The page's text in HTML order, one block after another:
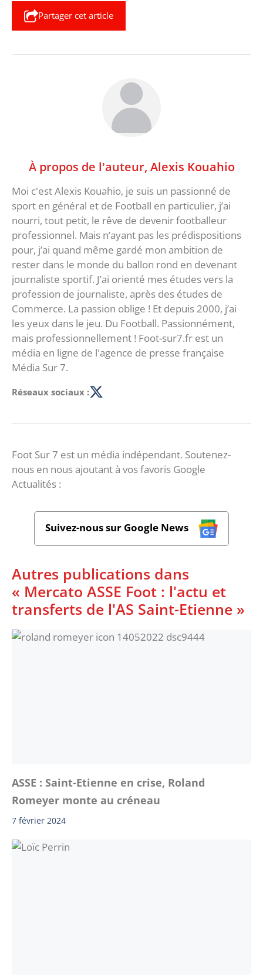
Partager cet article
À propos de l'auteur, Alexis Kouahio
Moi c'est Alexis Kouahio, je suis un passionné de
sport en général et de Football en particulier, j’ai
nourri, tout petit, le rêve de devenir footballeur
professionnel. Mais n’ayant pas les prédispositions
pour, j’ai quand même gardé mon ambition de
rester dans le monde du ballon rond en devenant
journaliste sportif. J’ai orienté mes études vers la
profession de journaliste, après des études de
Commerce. La passion oblige ! Et depuis 2000, j’ai
les yeux dans le jeu. Du Football. Passionnément,
mais professionnellement ! Foot-sur7.fr est un
média en ligne de l'agence de presse française
Média Sur 7.
Réseaux sociaux :
Foot Sur 7 est un média indépendant. Soutenez-
nous en nous ajoutant à vos favoris Google
Actualités :
Suivez-nous sur Google News
Autres publications dans
« Mercato ASSE Foot : l'actu et
transferts de l'AS Saint-Etienne »
ASSE : Saint-Etienne en crise, Roland
Romeyer monte au créneau
7 février 2024